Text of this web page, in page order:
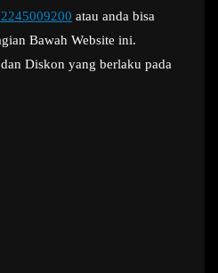
atau anda bisa
Bawah Website ini.
Diskon yang berlaku pada